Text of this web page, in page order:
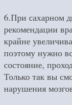
6.При сахарном
рекомендации
крайне
поэтому нужно
состояние,
Только так вы
нарушения